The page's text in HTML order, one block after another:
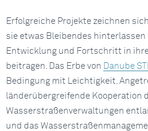
Erfolgreiche Projekte zeichnen
sie etwas Bleibendes
Entwicklung und Fortschritt in
beitragen. Das Erbe von Danube
Bedingung mit Leichtigkeit.
länderübergreifende Kooperation
Wasserstraßenverwaltungen
und das